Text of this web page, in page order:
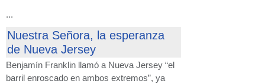
...
Nuestra Señora, la esperanza
de Nueva Jersey
Benjamín Franklin llamó a Nueva Jersey “el
barril enroscado en ambos extremos”, ya